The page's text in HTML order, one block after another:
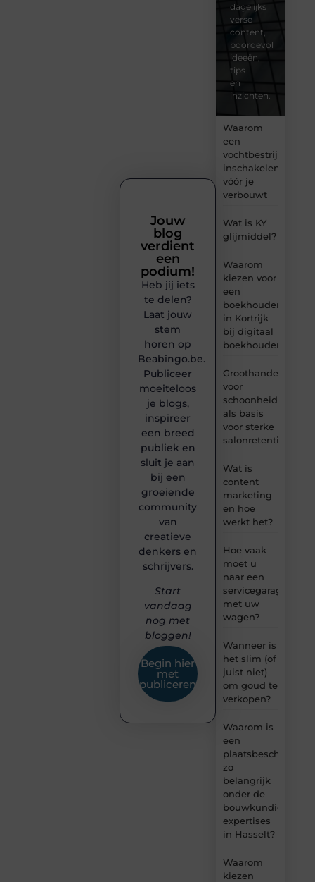
dagelijks
verse
content,
boordevol
ideeën,
tips
en
inzichten.
Waarom
een
inschakelen
vóór je
verbouwt
Wat is KY
glijmiddel?
Waarom
kiezen voor
een
boekhouder
in Kortrijk
bij digitaal
boekhouden?
Groothandel
voor
als basis
voor sterke
salonretentie
Wat is
content
marketing
en hoe
werkt het?
Hoe vaak
moet u
naar een
servicegarage
met uw
wagen?
Wanneer is
het slim (of
juist niet)
om goud te
verkopen?
Waarom is
een
plaatsbeschrijving
zo
belangrijk
onder de
bouwkundige
expertises
in Hasselt?
Waarom
kiezen
Jouw
blog
verdient
een
podium!
Heb jij iets
te delen?
Laat jouw
stem
horen op
Beabingo.be.
Publiceer
moeiteloos
je blogs,
inspireer
een breed
publiek en
sluit je aan
bij een
groeiende
community
van
creatieve
denkers en
schrijvers.
Start
vandaag
nog met
bloggen!
Begin hier
met
publiceren